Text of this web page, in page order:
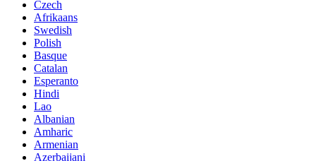
Czech
Afrikaans
Swedish
Polish
Basque
Catalan
Esperanto
Hindi
Lao
Albanian
Amharic
Armenian
Azerbaijani